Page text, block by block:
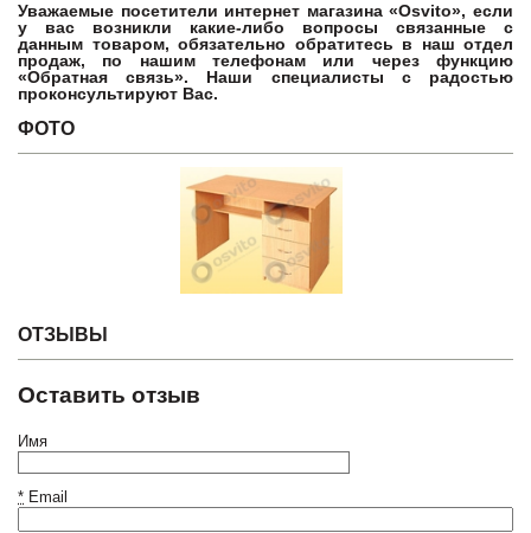
Уважаемые посетители интернет магазина «Osvito», если
у вас возникли какие-либо вопросы связанные с
данным товаром, обязательно обратитесь в наш отдел
продаж, по нашим телефонам или через функцию
«Обратная связь». Наши специалисты с радостью
проконсультируют Вас.
ФОТО
ОТЗЫВЫ
Оставить отзыв
Имя
* Email